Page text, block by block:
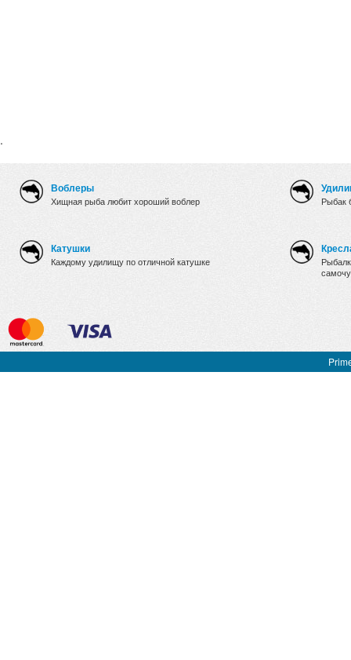
.
Воблеры
Хищная рыба любит хороший воблер
Катушки
Каждому удилищу по отличной катушке
Рыбак